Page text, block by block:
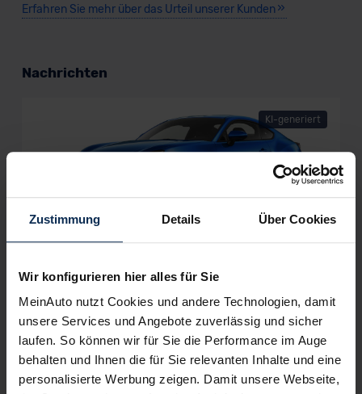
Zustimmung Details Über Cookies
Wir konfigurieren hier alles für Sie
MeinAuto nutzt Cookies und andere Technologien, damit
unsere Services und Angebote zuverlässig und sicher
laufen. So können wir für Sie die Performance im Auge
behalten und Ihnen die für Sie relevanten Inhalte und eine
personalisierte Werbung zeigen. Damit unsere Webseite,
Erfahren Sie mehr über das Urteil unserer Kunden
Nachrichten
KI-generiert
verspricht mehr Sportlichkeit
Der Subaru BRZ ist zurück und geht 2023 mit noch mehr
Fahrspaß an den Start. In seiner zweiten Modellgeneration ist
das 2+2-sitzige Sportcoupe mit einem kraftvollen Boxermotor